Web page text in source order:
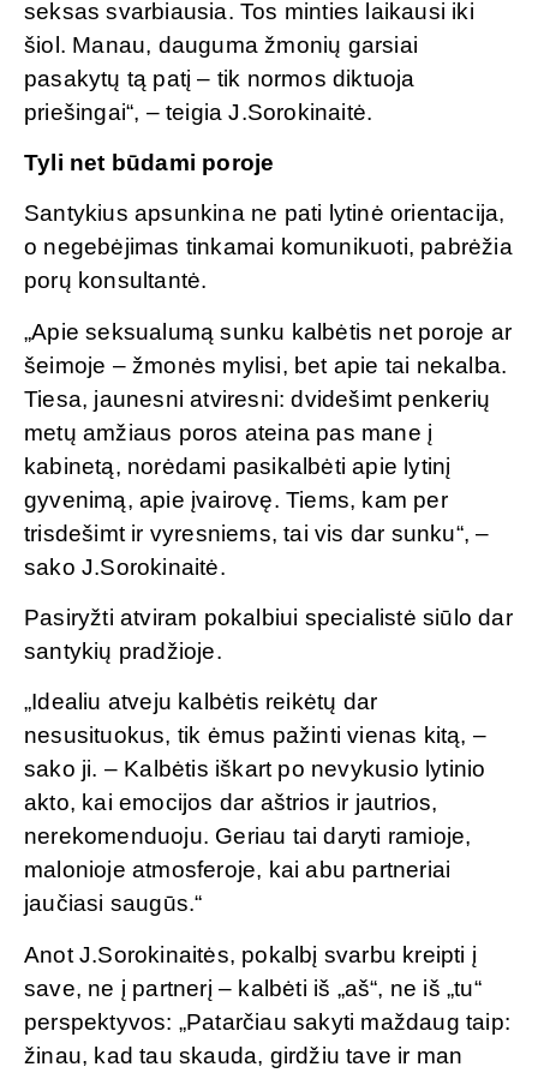
seksas svarbiausia. Tos minties laikausi iki
šiol. Manau, dauguma žmonių garsiai
pasakytų tą patį – tik normos diktuoja
priešingai“, – teigia J.Sorokinaitė.
Tyli net būdami poroje
Santykius apsunkina ne pati lytinė orientacija,
o negebėjimas tinkamai komunikuoti, pabrėžia
porų konsultantė.
„Apie seksualumą sunku kalbėtis net poroje ar
šeimoje – žmonės mylisi, bet apie tai nekalba.
Tiesa, jaunesni atviresni: dvidešimt penkerių
metų amžiaus poros ateina pas mane į
kabinetą, norėdami pasikalbėti apie lytinį
gyvenimą, apie įvairovę. Tiems, kam per
trisdešimt ir vyresniems, tai vis dar sunku“, –
sako J.Sorokinaitė.
Pasiryžti atviram pokalbiui specialistė siūlo dar
santykių pradžioje.
„Idealiu atveju kalbėtis reikėtų dar
nesusituokus, tik ėmus pažinti vienas kitą, –
sako ji. – Kalbėtis iškart po nevykusio lytinio
akto, kai emocijos dar aštrios ir jautrios,
nerekomenduoju. Geriau tai daryti ramioje,
malonioje atmosferoje, kai abu partneriai
jaučiasi saugūs.“
Anot J.Sorokinaitės, pokalbį svarbu kreipti į
save, ne į partnerį – kalbėti iš „aš“, ne iš „tu“
perspektyvos: „Patarčiau sakyti maždaug taip:
žinau, kad tau skauda, girdžiu tave ir man